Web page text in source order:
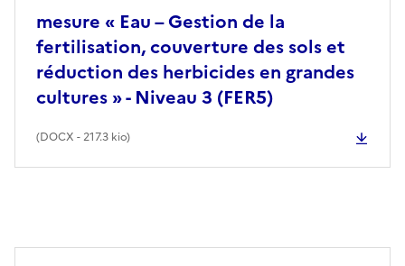
mesure « Eau – Gestion de la
fertilisation, couverture des sols et
réduction des herbicides en grandes
cultures » - Niveau 3 (FER5)
(DOCX - 217.3 kio)